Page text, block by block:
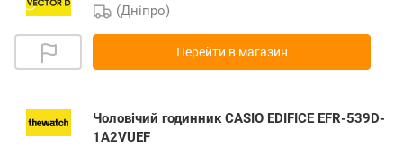
(Дніпро)
Перейти в магазин
Чоловічий годинник CASIO EDIFICE EFR-539D-
1A2VUEF